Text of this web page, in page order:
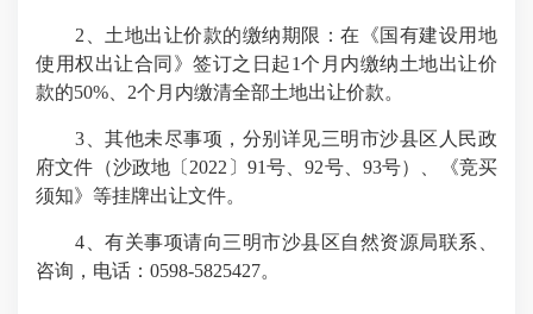
2、土地出让价款的缴纳期限：在《国有建设用地
使用权出让合同》签订之日起1个月内缴纳土地出让价
款的50%、2个月内缴清全部土地出让价款。
3、其他未尽事项，分别详见三明市沙县区人民政
府文件（沙政地〔2022〕91号、92号、93号）、《竞买
须知》等挂牌出让文件。
4、有关事项请向三明市沙县区自然资源局联系、
咨询，电话：0598-5825427。